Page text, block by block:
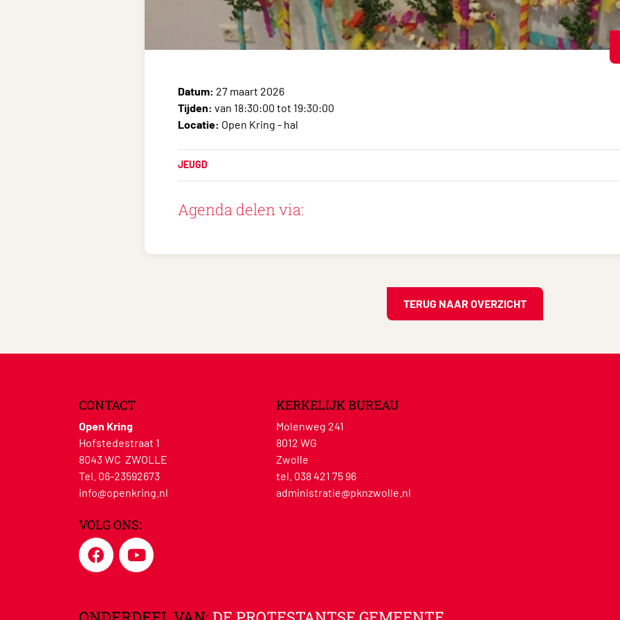
Datum: 27 maart 2026
Tijden: van 18:30:00 tot 19:30:00
Locatie: Open Kring - hal
JEUGD
Agenda delen via:
TERUG NAAR OVERZICHT
CONTACT
Open Kring
Hofstedestraat 1
8043 WC ZWOLLE
Tel. 06-23592673
info@openkring.nl
VOLG ONS:
KERKELIJK BUREAU
Molenweg 241
8012 WG
Zwolle
tel. 038 421 75 96
administratie@pknzwolle.nl